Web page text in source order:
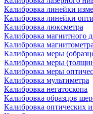
Калибровка линейки
Калибровка линейки
Калибровка люксметра
Калибровка магнитного
Калибровка магнитометра
Калибровка меры
Калибровка меры
Калибровка меры
Калибровка мультиметра
Калибровка негатоскопа
Калибровка образцов
Калибровка оптических